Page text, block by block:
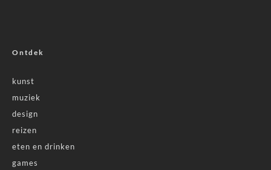
Ontdek
kunst
muziek
design
reizen
eten en drinken
games